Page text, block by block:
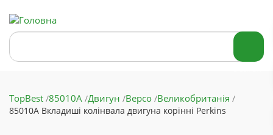
до
основного
Search
TopBest 85010A Двигун Bepco Великобританія
85010A Вкладиші колінвала двигуна корінні Perkins